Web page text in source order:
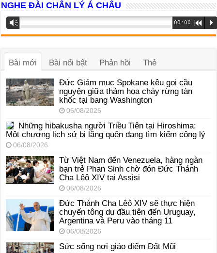
NGHE ĐÀI CHÂN LÝ Á CHÂU
Trình
phát
Vm 00:00 R P
Bài mới Bài nổi bật Phản hồi Thẻ
Đức Giám mục Spokane kêu gọi cầu
nguyện giữa thảm họa cháy rừng tàn
khốc tại bang Washington
06/08/2026
Những hibakusha người Triều Tiên tại Hiroshima:
Một chương lịch sử bị lãng quên đang tìm kiếm công lý
06/08/2026
Từ Việt Nam đến Venezuela, hàng ngàn
bạn trẻ Phan Sinh chờ đón Đức Thánh
Cha Lêô XIV tại Assisi
06/08/2026
Đức Thánh Cha Lêô XIV sẽ thực hiện
chuyến tông du đầu tiên đến Uruguay,
Argentina và Peru vào tháng 11
06/08/2026
Sức sống nơi giáo điểm Đất Mũi